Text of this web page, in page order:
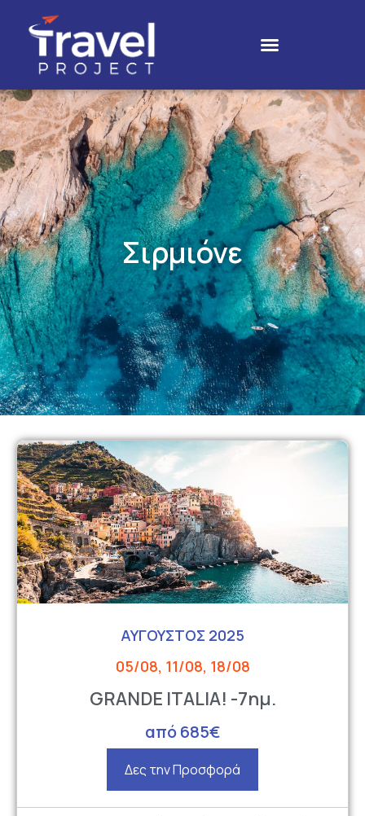
Σιρμιόνε
ΑΥΓΟΥΣΤΟΣ 2025
05/08, 11/08, 18/08
GRANDE ITALIA! -7ημ.
από 685€
Δες την Προσφορά